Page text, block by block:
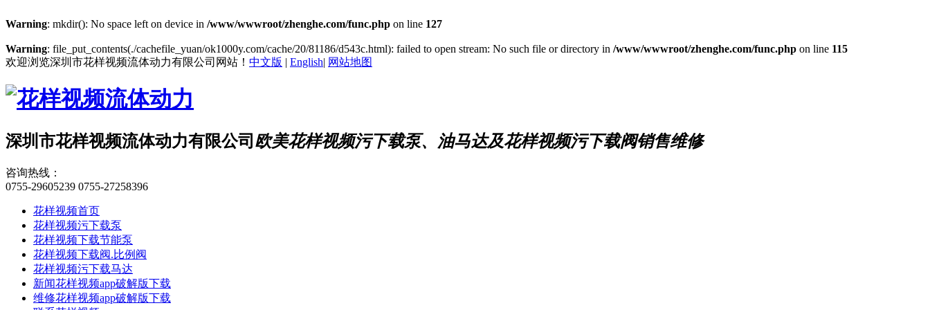
Warning: mkdir(): No space left on device in /www/wwwroot/zhenghe.com/func.php on line 127
Warning: file_put_contents(./cachefile_yuan/ok1000y.com/cache/20/81186/d543c.html): failed to open stream: No such file or directory in /www/wwwroot/zhenghe.com/func.php on line 115
欢迎浏览深圳市花样视频流体动力有限公司网站！ 中文版 | English| 网站地图
深圳市花样视频流体动力有限公司 欧美花样视频污下载泵、油马达及花样视频污下载阀销售维修
咨询热线：
0755-29605239 0755-27258396
花样视频首页
花样视频污下载泵
花样视频下载节能泵
花样视频下载阀.比例阀
花样视频污下载马达
新闻花样视频app破解版下载
维修花样视频app破解版下载